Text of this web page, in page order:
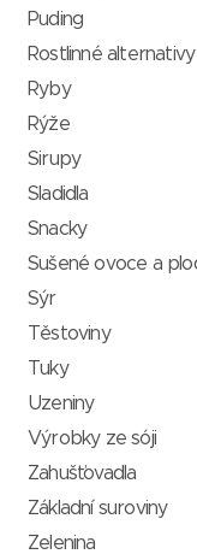
Puding
Rostlinné alternativy
Ryby
Rýže
Sirupy
Sladidla
Snacky
Sušené ovoce a
Sýr
Těstoviny
Tuky
Uzeniny
Výrobky ze sóji
Zahušťovadla
Základní suroviny
Zelenina